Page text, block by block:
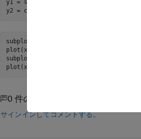
y1 = sin(x);
subplot 211
plot(x,y1)
subplot 212
0 件のコメント
サインインしてコメントする。